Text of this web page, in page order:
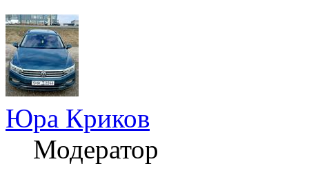
Юра Криков
Модератор